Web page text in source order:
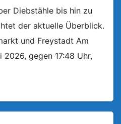
Diebstähle bis hin zu
der aktuelle Überblick.
und Freystadt Am
2026, gegen 17:48 Uhr,